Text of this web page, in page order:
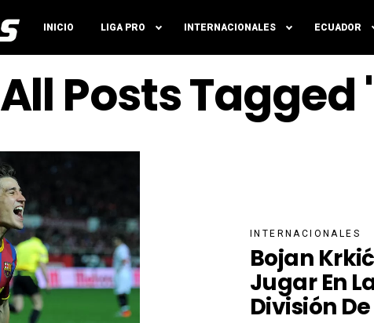
INICIO LIGA PRO INTERNACIONALES ECUADOR
All Posts Tagged
INTERNACIONALES
Bojan
Jugar En
División